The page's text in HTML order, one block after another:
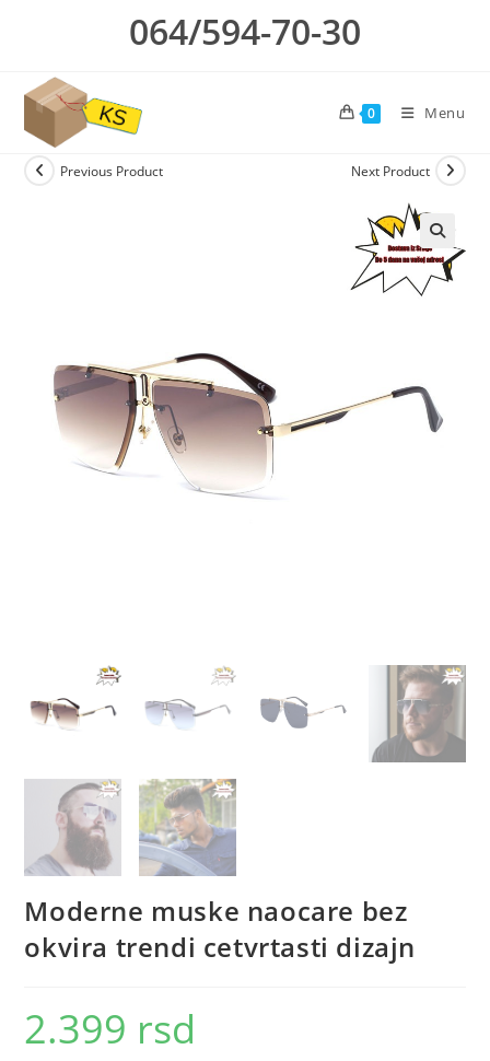
064/594-70-30
0 Menu
Previous Product Next Product
Moderne muske naocare bez
okvira trendi cetvrtasti dizajn
2.399 rsd